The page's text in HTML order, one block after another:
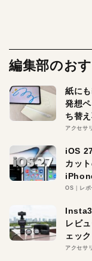
編集部のお
紙に
発想
ち替
アクセサリ
iOS
カッ
OS レポ
レビ
ェック
アクセサリ